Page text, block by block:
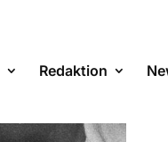
Redaktion